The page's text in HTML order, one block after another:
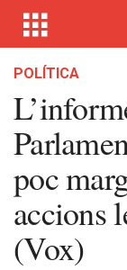
POLÍTICA
poc
accions
(Vox)